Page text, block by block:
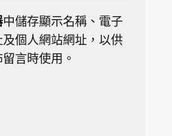
中儲存顯示名稱、電子
個人網站網址，以供
言時使用。